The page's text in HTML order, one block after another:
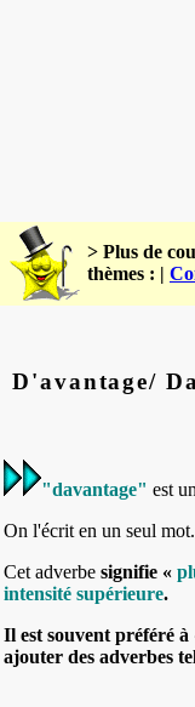
> Plus de
thèmes : |
D'avantage/
"davantage" est
On l'écrit en un seul mot.
Cet adverbe signifie «
intensité supérieure.
Il est souvent préféré
ajouter des adverbes